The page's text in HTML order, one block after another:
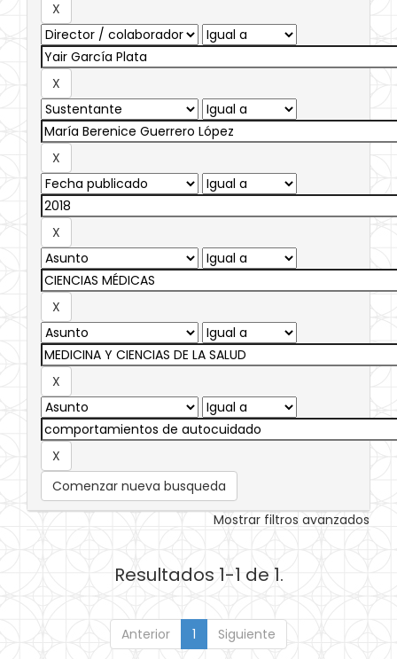
Comenzar nueva busqueda
Mostrar filtros avanzados
Resultados 1-1 de 1.
Anterior 1 Siguiente